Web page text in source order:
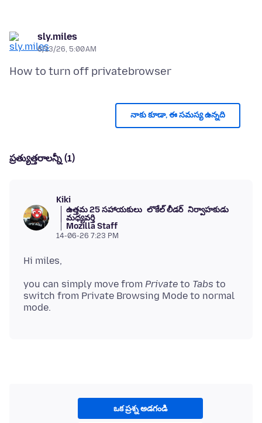
sly.miles
6/13/26, 5:00 AM
నాకు కూడా, ఈ సమస్య ఉన్నది
ప్రత్యుత్తరాలన్నీ (1)
Kiki
ఉత్తమ 25 సహాయకులు లొకేల్ లీడర్ నిర్వాహకుడు
మధ్యవర్తి
Mozilla Staff
14-06-26 7:23 PM
you can simply move from Private to Tabs to
switch from Private Browsing Mode to normal
ఒక ప్రశ్న అడగండి